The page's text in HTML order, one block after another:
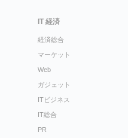
IT 経済
経済総合
マーケット
Web
ガジェット
ITビジネス
IT総合
PR